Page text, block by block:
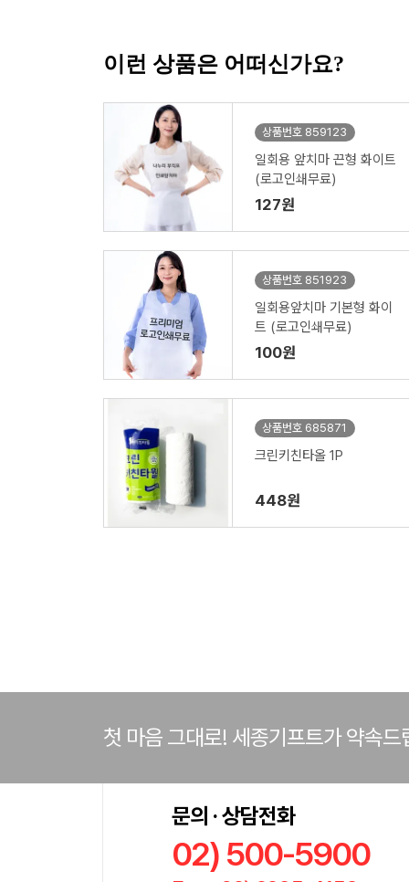
이런 상품은 어떠신가요?
상품번호 859123
일회용 앞치마 끈형 화이트
(로고인쇄무료)
127원
상품번호 851923
일회용앞치마 기본형 화이
트 (로고인쇄무료)
100원
상품번호 685871
크린키친타올 1P
448원
첫 마음 그대로! 세종기프트가 약속드
문의 · 상담전화
02) 500-5900